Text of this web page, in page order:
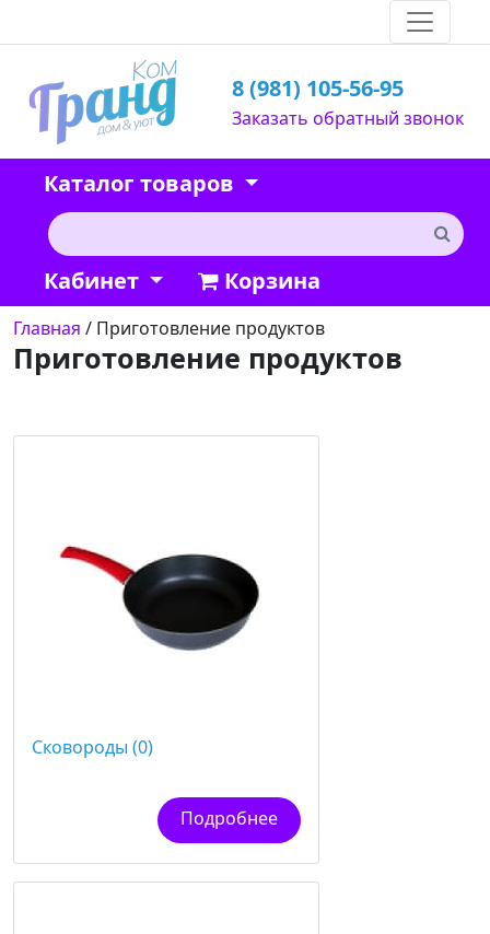
8 (981) 105-56-95
Заказать обратный звонок
Каталог товаров
Кабинет Корзина
Главная / Приготовление продуктов
Приготовление продуктов
Сковороды (0)
Подробнее